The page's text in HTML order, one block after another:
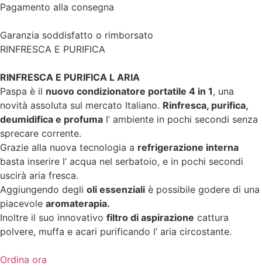
Pagamento alla consegna
Garanzia soddisfatto o rimborsato
RINFRESCA E PURIFICA
RINFRESCA E PURIFICA L ARIA
Paspa è il nuovo condizionatore portatile 4 in 1, una
novità assoluta sul mercato Italiano. Rinfresca, purifica,
deumidifica e profuma l’ ambiente in pochi secondi senza
sprecare corrente.
Grazie alla nuova tecnologia a refrigerazione interna
basta inserire l’ acqua nel serbatoio, e in pochi secondi
uscirà aria fresca.
Aggiungendo degli oli essenziali è possibile godere di una
piacevole aromaterapia.
Inoltre il suo innovativo filtro di aspirazione cattura
polvere, muffa e acari purificando l’ aria circostante.
Ordina ora